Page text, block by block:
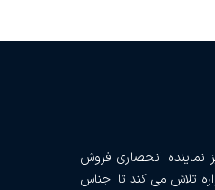
نماینده انحصاری فروش
تلاش می کند تا اجناس